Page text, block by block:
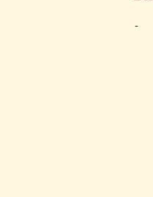
-